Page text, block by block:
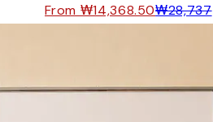
From ₩14,368.50₩28,737